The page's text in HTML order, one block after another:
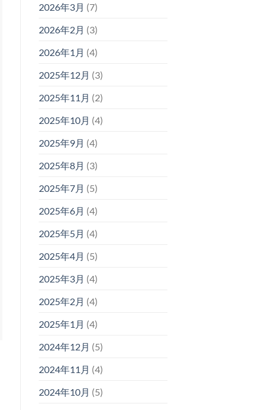
2026年3月 (7)
2026年2月 (3)
2026年1月 (4)
2025年12月 (3)
2025年11月 (2)
2025年10月 (4)
2025年9月 (4)
2025年8月 (3)
2025年7月 (5)
2025年6月 (4)
2025年5月 (4)
2025年4月 (5)
2025年3月 (4)
2025年2月 (4)
2025年1月 (4)
2024年12月 (5)
2024年11月 (4)
2024年10月 (5)